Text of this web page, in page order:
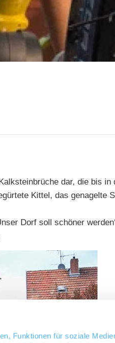
Funktionen für soziale
dar, die bis
Kittel, das genagelte
Dorf soll schöner